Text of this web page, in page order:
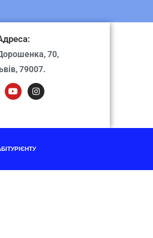
70,
79007.